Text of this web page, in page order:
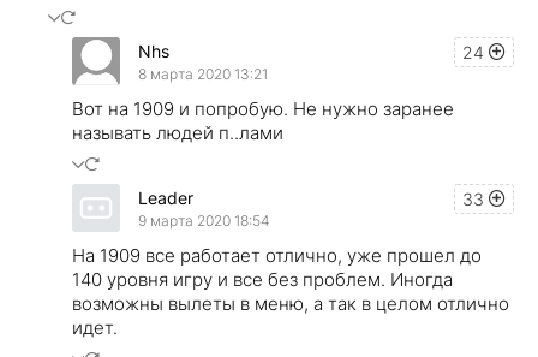
24
Nhs
8 марта 2020 13:21
Вот на 1909 и попробую. Не нужно заранее
называть людей п..лами
33
Leader
9 марта 2020 18:54
На 1909 все работает отлично, уже прошел до
140 уровня игру и все без проблем. Иногда
возможны вылеты в меню, а так в целом отлично
идет.